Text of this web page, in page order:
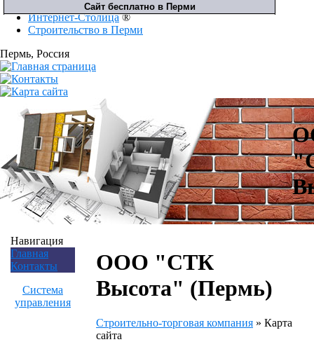
Интернет-Столица®
Строительство в Перми
Пермь, Россия
Навигация
Главная
Контакты
Система
управления
ООО "СТК
Высота" (Пермь)
Строительно-торговая компания » Карта
сайта